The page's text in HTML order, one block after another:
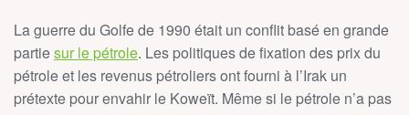
La guerre du Golfe de 1990 était un conflit basé en grande
partiesur le pétrole. Les politiques de fixation des prix du
pétrole et les revenus pétroliers ont fourni à l’Irak un
prétexte pour envahir le Koweït. Même si le pétrole n’a pas